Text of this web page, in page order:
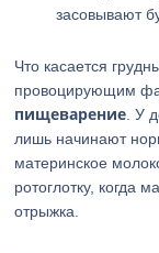
засовывают
Что касается
провоцирующим
пищеварение . У
лишь начинают
материнское
ротоглотку, когда
отрыжка.